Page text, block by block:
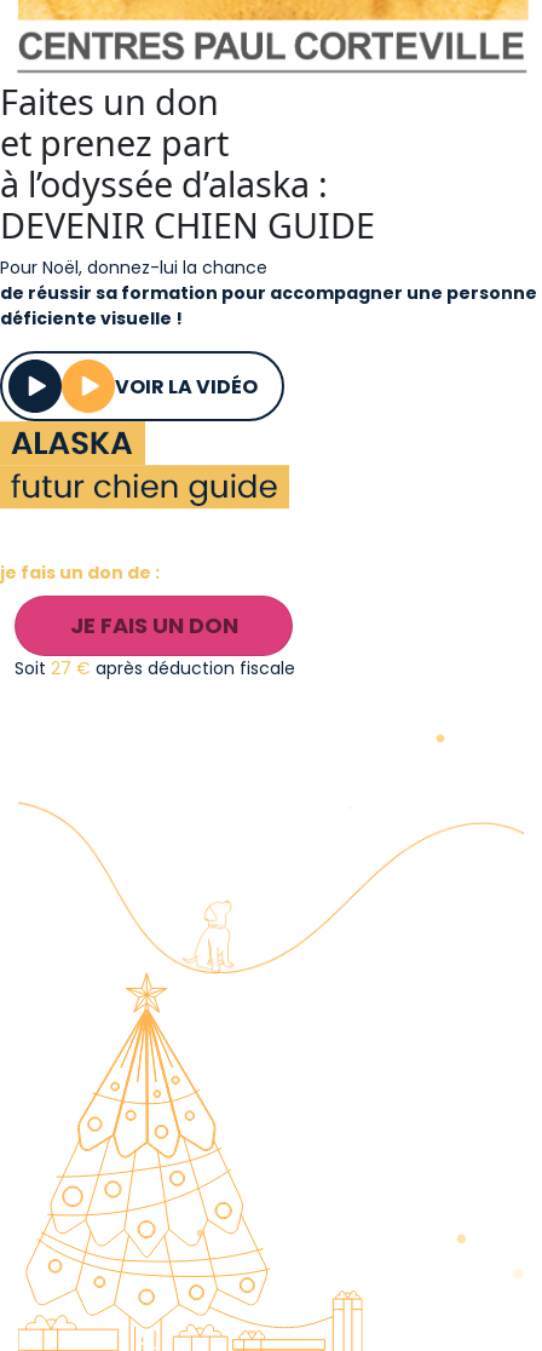
Faites un don
et prenez part
à l’odyssée d’alaska :
DEVENIR CHIEN GUIDE
Pour Noël, donnez-lui la chance
de réussir sa formation pour accompagner une personne
déficiente visuelle !
VOIR LA VIDÉO
je fais un don de :
JE FAIS UN DON
Soit 27 € après déduction fiscale